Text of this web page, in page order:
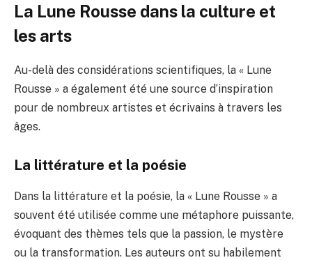
La Lune Rousse dans la culture et
les arts
Au-delà des considérations scientifiques, la « Lune
Rousse » a également été une source d’inspiration
pour de nombreux artistes et écrivains à travers les
âges.
La littérature et la poésie
Dans la littérature et la poésie, la « Lune Rousse » a
souvent été utilisée comme une métaphore puissante,
évoquant des thèmes tels que la passion, le mystère
ou la transformation. Les auteurs ont su habilement